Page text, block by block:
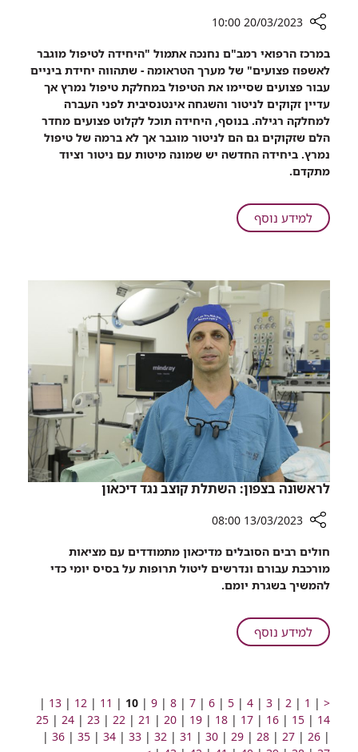
שיתוף
המאושפז
הראשון
ביחידת
הטראומה
החדשה:
ירוי
שהסלולרי
מנע
פציעה
20/03/2023 10:00
במרכז הרפואי רמב"ם נחנכה אתמול "היחידה לטיפול מוגבר
לאשפוז פצועים" של מערך הטראומה - שתהווה יחידת ביניים
עבור פצועים שסיימו את הטיפול במחלקת טיפול נמרץ אך
עדיין זקוקים לניטור והשגחה אינטנסיבית לפני העברה
למחלקה רגילה. בנוסף, היחידה תוכל לקלוט פצועים מחדר
הלם שזקוקים גם הם לניטור מוגבר אך לא ברמה של טיפול
נמרץ. ביחידה החדשה יש שמונה מיטות עם ניטור וציוד
מתקדם.
למידע נוסףעל
המאושפז
הטראומה
החדשה:
ירוי
שהסלולרי
שלו
מנע
פציעה
קשה
יותר
לראשונה בצפון: השתלת קוצב נגד דיכאון
שיתוף
לראשונה
בצפון:
קוצב
נגד
13/03/2023 08:00
חולים רבים הסובלים מדיכאון מתמודדים עם מציאות
מורכבת עבורם ונדרשים ליטול תרופות על בסיס יומי כדי
להמשיך בשגרת יומם.
למידע נוסףעל
לראשונה
קוצב
נגד
דיכאון
<מעבר
לעמוד
קודם
| מעבר
לעמוד
מספר
1
| מעבר
לעמוד
מספר
2
| מעבר
לעמוד
מספר
3
| מעבר
לעמוד
מספר
4
| מעבר
לעמוד
מספר
5
| מעבר
לעמוד
מספר
6
| מעבר
לעמוד
מספר
7
| מעבר
לעמוד
מספר
8
| מעבר
לעמוד
מספר
9
| עמוד
מספר
10
| מעבר
לעמוד
מספר
11
| מעבר
לעמוד
מספר
12
| מעבר
לעמוד
מספר
13
|
לעמוד
14
| מעבר
לעמוד
15
| מעבר
לעמוד
16
| מעבר
לעמוד
17
| מעבר
לעמוד
18
| מעבר
לעמוד
19
| מעבר
לעמוד
20
| מעבר
לעמוד
21
| מעבר
לעמוד
22
| מעבר
לעמוד
23
| מעבר
לעמוד
24
| מעבר
לעמוד
25
| מעבר
26
| מעבר
27
| מעבר
28
| מעבר
29
| מעבר
30
| מעבר
31
| מעבר
32
| מעבר
33
| מעבר
34
| מעבר
35
| מעבר
36
|